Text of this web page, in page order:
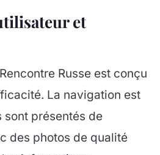
et
Russe est conçu
La navigation est
présentés de
des photos de qualité